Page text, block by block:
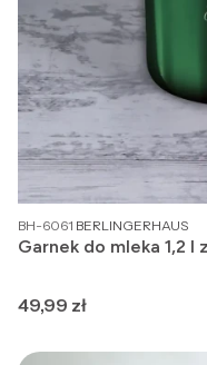
BH-6061 PRODUCENT
BERLINGERHAUS
Garnek do mleka 1,2 l
Cena
49,99 zł